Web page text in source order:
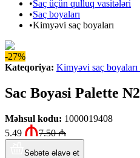
•Saç üçün qulluq vasitələri
•Saç boyaları
•Kimyəvi saç boyaları
-27%
Kateqoriya: Kimyəvi saç boyaları
Sac Boyasi Palette N2
Məhsul kodu: 1000019408
5.49
7.50₼
Səbətə əlavə et